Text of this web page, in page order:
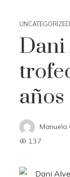
UNCATEGORIZED
Dani
Manuela
137